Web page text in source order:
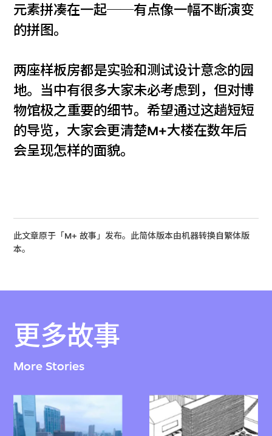
元素拼凑在一起──有点像一幅不断演变
的拼图。
两座样板房都是实验和测试设计意念的园
地。当中有很多大家未必考虑到，但对博
物馆极之重要的细节。希望通过这趟短短
的导览，大家会更清楚M+大楼在数年后
会呈现怎样的面貌。
此文章原于「M+ 故事」发布。此简体版本由机器转换自繁体版
本。
更多故事
More Stories